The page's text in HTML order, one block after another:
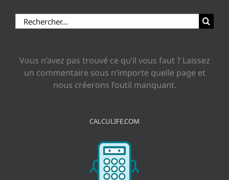
Rechercher:
Vous n’avez pas trouvé ce qu’il vous faut ? Laissez
un commentaire sous n’importe quelle page et
nous créerons l’outil manquant.
CALCULIFE.COM